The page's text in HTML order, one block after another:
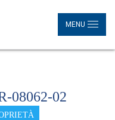
MENU
08062-02